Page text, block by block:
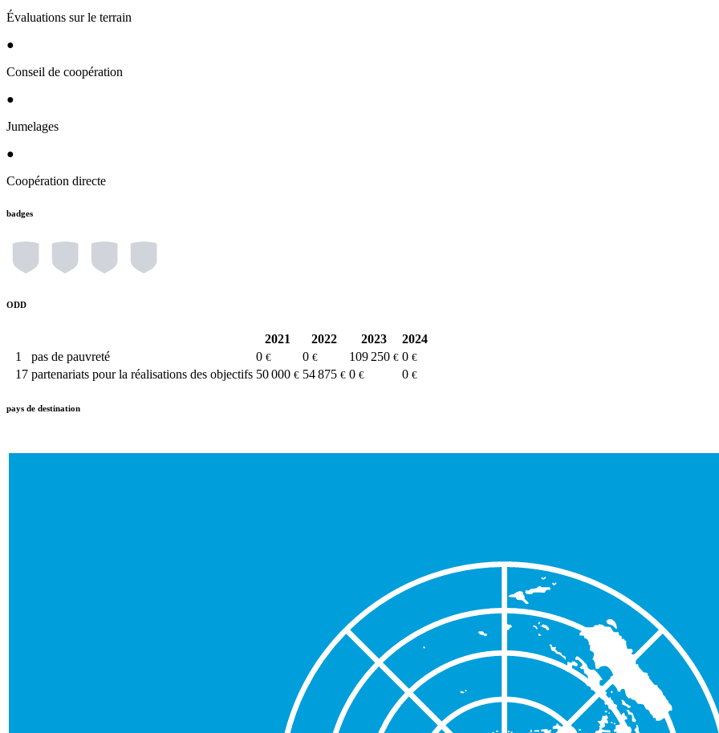
Évaluations sur le terrain
●
Conseil de coopération
●
Jumelages
●
Coopération directe
badges
ODD
2021 2022 2023
2024
1
pas de pauvreté 0 € 0 € 109 250 € 0 €
17 partenariats pour la réalisations des objectifs 50 000 € 54 875 € 0 € 0 €
pays de destination